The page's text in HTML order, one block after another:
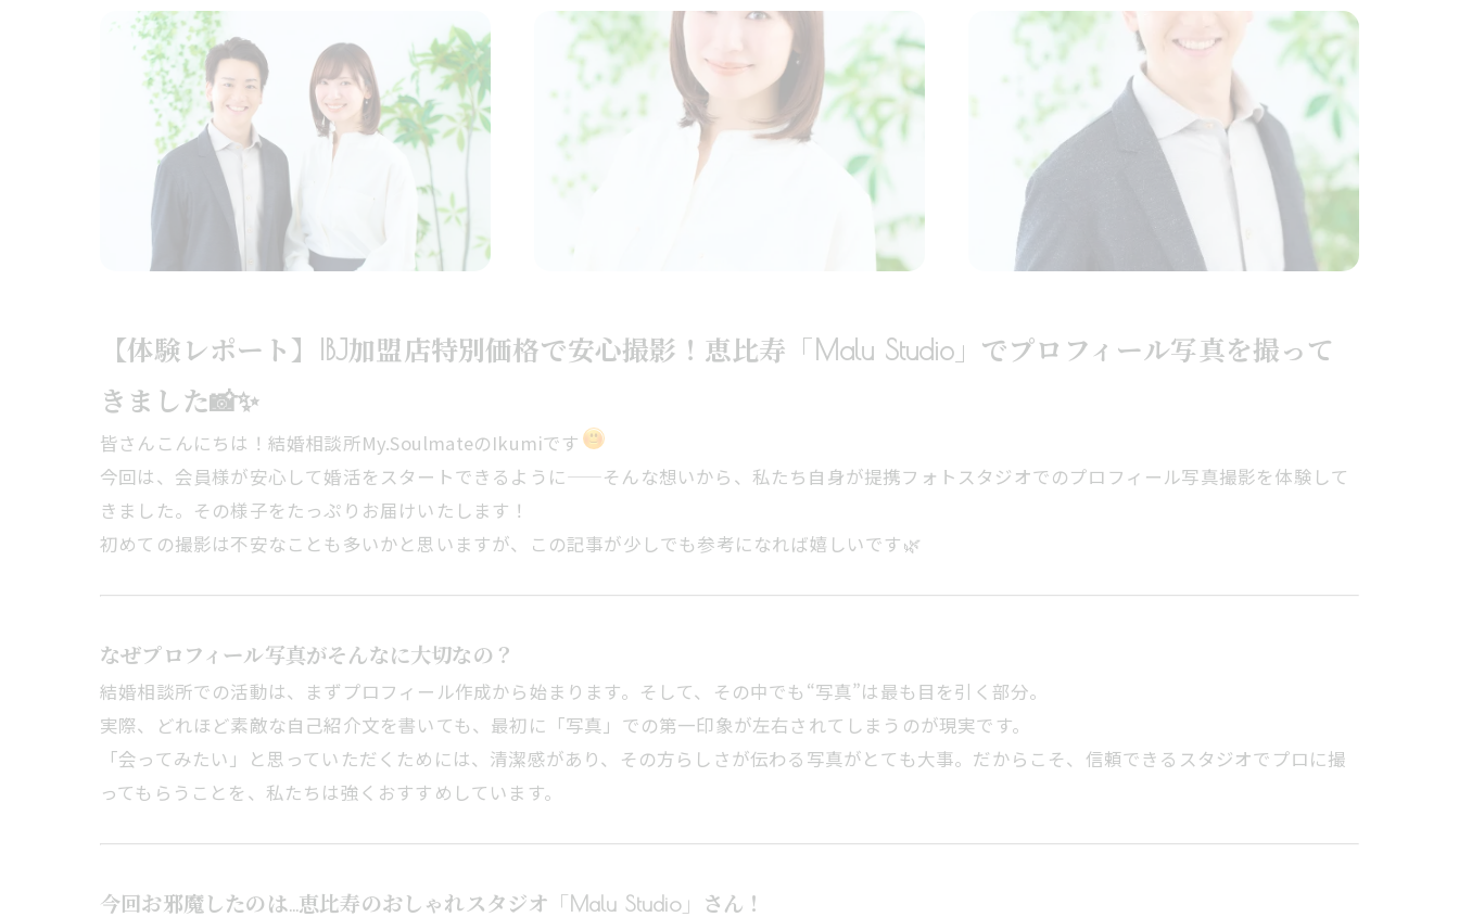
【体験レポート】IBJ加盟店特別価格で安心撮影！恵比寿「Malu Studio」でプロフィール写真を撮って
きました📸✨
皆さんこんにちは！結婚相談所My.SoulmateのIkumiです
今回は、会員様が安心して婚活をスタートできるように——そんな想いから、私たち自身が提携フォトスタジオでのプロフィール写真撮影を体験して
きました。その様子をたっぷりお届けいたします！
初めての撮影は不安なことも多いかと思いますが、この記事が少しでも参考になれば嬉しいです🌿
なぜプロフィール写真がそんなに大切なの？
結婚相談所での活動は、まずプロフィール作成から始まります。そして、その中でも“写真”は最も目を引く部分。
実際、どれほど素敵な自己紹介文を書いても、最初に「写真」での第一印象が左右されてしまうのが現実です。
「会ってみたい」と思っていただくためには、清潔感があり、その方らしさが伝わる写真がとても大事。だからこそ、信頼できるスタジオでプロに撮
ってもらうことを、私たちは強くおすすめしています。
今回お邪魔したのは…恵比寿のおしゃれスタジオ「Malu Studio」さん！